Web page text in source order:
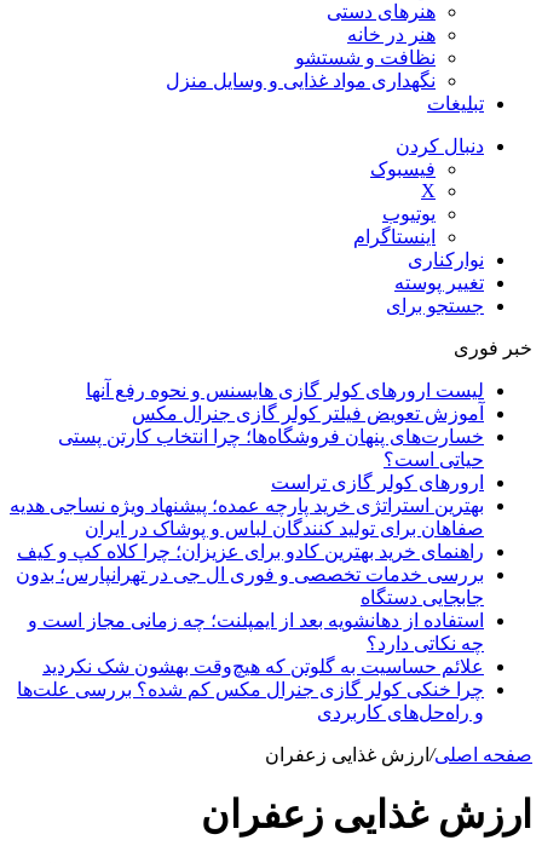
هنرهای دستی
هنر در خانه
نظافت و شستشو
نگهداری مواد غذایی و وسایل منزل
تبلیغات
دنبال کردن
فیسبوک
X
یوتیوب
اینستاگرام
نوارکناری
تغییر پوسته
جستجو برای
خبر فوری
لیست ارورهای کولر گازی هایسنس و نحوه رفع آنها
آموزش تعویض فیلتر کولر گازی جنرال مکس
خسارت‌های پنهان فروشگاه‌ها؛ چرا انتخاب کارتن پستی
حیاتی است؟
ارورهای کولر گازی تراست
بهترین استراتژی خرید پارچه عمده؛ پیشنهاد ویژه نساجی هدیه
صفاهان برای تولید کنندگان لباس و پوشاک در ایران
راهنمای خرید بهترین کادو برای عزیزان؛ چرا کلاه کپ و کیف
بررسی خدمات تخصصی و فوری ال جی در تهرانپارس؛ بدون
جابجایی دستگاه
استفاده از دهانشویه بعد از ایمپلنت؛ چه زمانی مجاز است و
چه نکاتی دارد؟
علائم حساسیت به گلوتن که هیچ‌وقت بهشون شک نکردید
چرا خنکی کولر گازی جنرال مکس کم شده؟ بررسی علت‌ها
و راه‌حل‌های کاربردی
صفحه اصلی/ ارزش غذایی زعفران
ارزش غذایی زعفران